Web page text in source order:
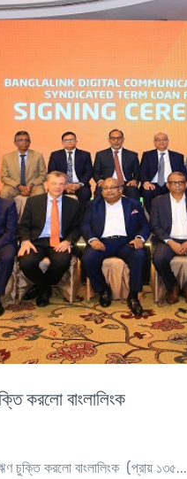
করলো বাংলালিংক
চুক্তি করলো বাংলালিংক (প্রায় ১৩৫...